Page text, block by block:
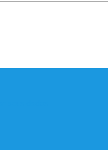
seus dados